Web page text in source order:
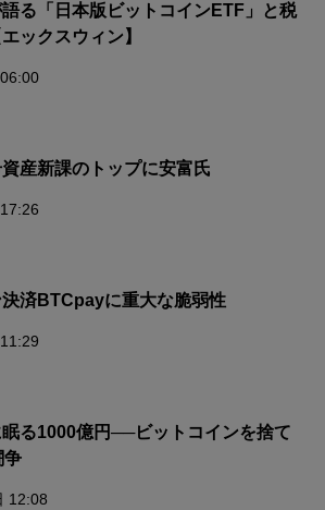
る「日本版ビットコインETF」と税
ックスウィン】
産新課のトップに安富氏
決済BTCpayに重大な脆弱性
る1000億円──ビットコインを捨て
争
12:08